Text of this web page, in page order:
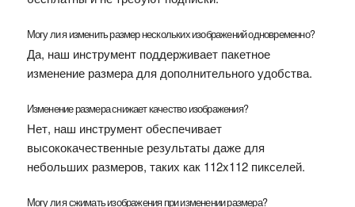
Могу ли я изменить размер нескольких изображений одновременно?
Да, наш инструмент поддерживает пакетное
изменение размера для дополнительного удобства.
Изменение размера снижает качество изображения?
Нет, наш инструмент обеспечивает
высококачественные результаты даже для
небольших размеров, таких как 112x112 пикселей.
Могу ли я сжимать изображения при изменении размера?